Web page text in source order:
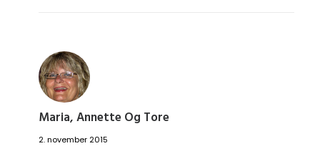
Maria, Annette Og Tore
2. november 2015